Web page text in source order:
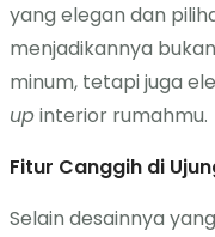
yang elegan dan
menjadikannya
minum, tetapi juga
upinterior rumahmu.
Fitur Canggih di
Selain desainnya